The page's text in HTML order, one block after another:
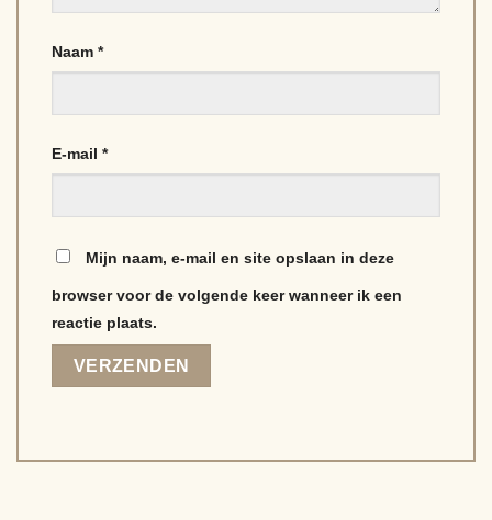
Naam *
E-mail *
Mijn naam, e-mail en site opslaan in deze
browser voor de volgende keer wanneer ik een
reactie plaats.